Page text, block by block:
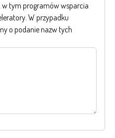
tym programów wsparcia
W przypadku
o podanie nazw tych